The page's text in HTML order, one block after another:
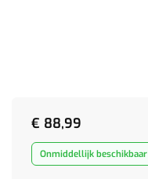
€ 88,99
Onmiddellijk beschikbaar